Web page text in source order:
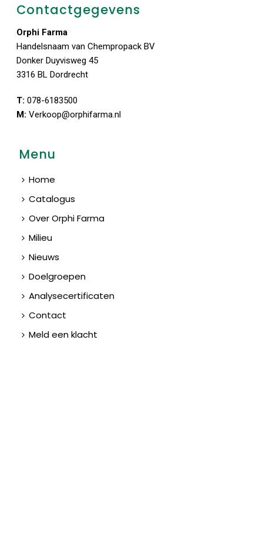
Contactgegevens
Orphi Farma
Handelsnaam van Chempropack BV
Donker Duyvisweg 45
3316 BL Dordrecht
T: 078-6183500
M: Verkoop@orphifarma.nl
Menu
Home
Catalogus
Over Orphi Farma
Milieu
Nieuws
Doelgroepen
Analysecertificaten
Contact
Meld een klacht